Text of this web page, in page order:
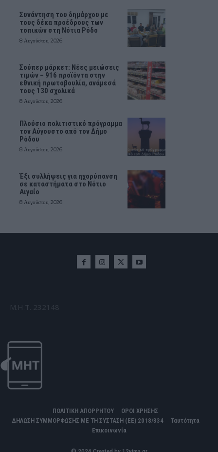
Συνάντηση του δημάρχου με
τους δέκα προέδρους των
τοπικών στη Νότια Ρόδο
8 Αυγούστου, 2026
Σούπερ μάρκετ: Νέες μειώσεις
τιμών – 916 προϊόντα στην
εθνική πρωτοβουλία, ανάμεσά
τους 130 σχολικά
8 Αυγούστου, 2026
Πλούσιο πολιτιστικό πρόγραμμα
τον Αύγουστο από τον Δήμο
Ρόδου
8 Αυγούστου, 2026
Έξι συλλήψεις για ηχορύπανση
σε καταστήματα στο Νότιο
Αιγαίο
8 Αυγούστου, 2026
Μ.Η.Τ. 232148
ΠΟΛΙΤΙΚΗ ΑΠΟΡΡΗΤΟΥ
ΟΡΟΙ ΧΡΗΣΗΣ
ΔΗΛΩΣΗ ΣΥΜΜΟΡΦΩΣΗΣ ΜΕ ΤΗ ΣΥΣΤΑΣΗ (ΕΕ) 2018/334
Ταυτότητα
Επικοινωνία